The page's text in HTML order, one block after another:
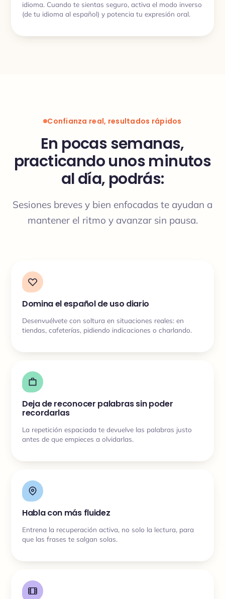
idioma. Cuando te sientas seguro, activa el modo inverso
(de tu idioma al español) y potencia tu expresión oral.
Confianza real, resultados rápidos
En pocas semanas,
practicando unos minutos
al día, podrás:
Sesiones breves y bien enfocadas te ayudan a
mantener el ritmo y avanzar sin pausa.
Domina el español de uso diario
Desenvuélvete con soltura en situaciones reales: en
tiendas, cafeterías, pidiendo indicaciones o charlando.
Deja de reconocer palabras sin poder
recordarlas
La repetición espaciada te devuelve las palabras justo
antes de que empieces a olvidarlas.
Habla con más fluidez
Entrena la recuperación activa, no solo la lectura, para
que las frases te salgan solas.